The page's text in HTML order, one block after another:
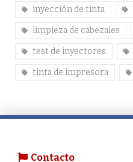
inyección de tinta
limpieza de cabezales
test de inyectores
tinta de impresora
Contacto